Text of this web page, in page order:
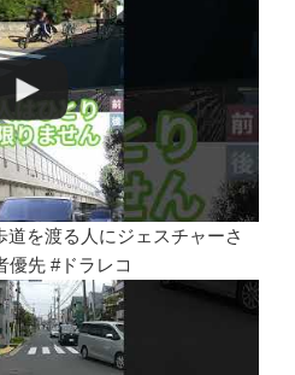
道を渡る人にジェスチャーさ
優先 #ドラレコ